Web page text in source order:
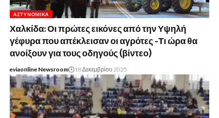
ΑΣΤΥΝΟΜΙΚΆ
Χαλκίδα: Οι πρώτες εικόνες από την Υψηλή
γέφυρα που απέκλεισαν οι αγρότες -Τι ώρα θα
ανοίξουν για τους οδηγούς (βίντεο)
eviaonline Newsroom 18 Δεκεμβρίου 2025